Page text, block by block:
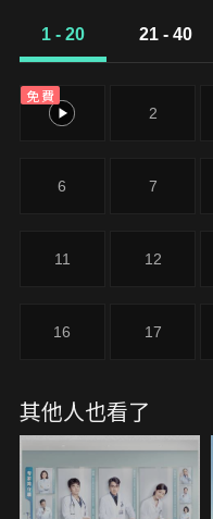
人小分隊」，在面對全
1 - 20 21 - 40
免費
1 2
6 7
11 12
16 17
其他人也看了